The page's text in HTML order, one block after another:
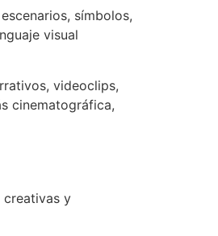
símbolos,
visual
videoclips,
cinematográfica,
creativas y